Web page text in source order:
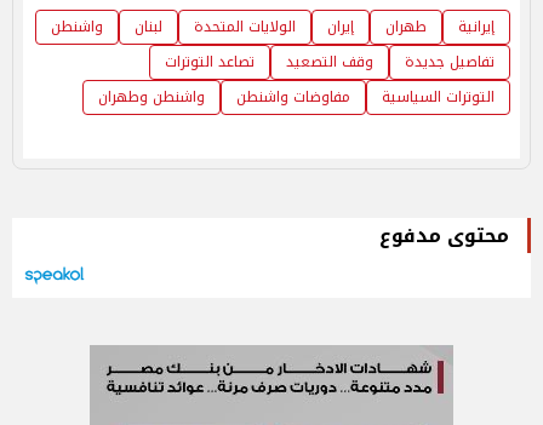
إيرانية طهران إيران الولايات المتحدة لبنان
واشنطن
تفاصيل جديدة
وقف التصعيد
تصاعد التوترات
التوترات السياسية
مفاوضات واشنطن واشنطن وطهران
محتوى مدفوع